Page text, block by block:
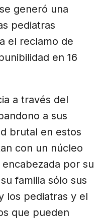
generó una
pediatras
el reclamo de
en 16
a través del
a sus
brutal en estos
con un núcleo
por su
familia sólo sus
los pediatras y el
que pueden